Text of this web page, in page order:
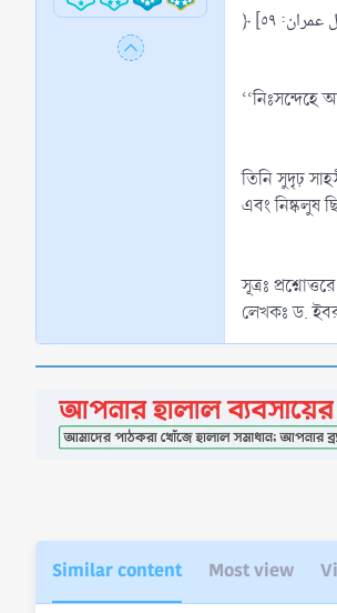
তিনি সুদৃঢ়
এবং নিষ্কলুষ
সূত্রঃ
লেখকঃ ড.
Similar content Most view